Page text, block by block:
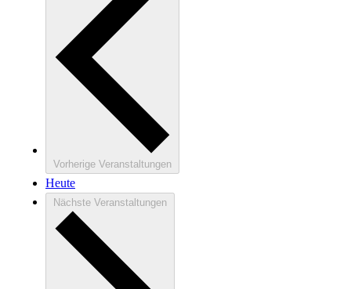
Vorherige Veranstaltungen
Heute
Nächste Veranstaltungen